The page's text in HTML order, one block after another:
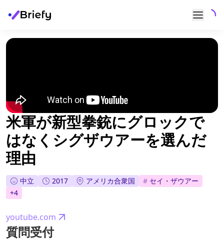
米軍が新型拳銃にグロックで
はなくシグザウアーを選んだ
理由
中立 2017 アメリカ合衆国 # セイ・ザウアー
+4
youtube.com
質問受付